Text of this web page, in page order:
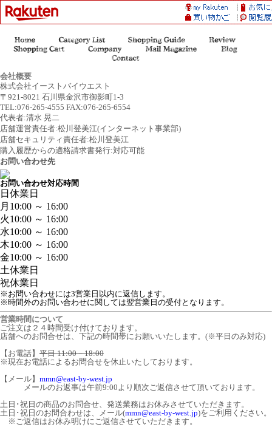
会社概要
株式会社イーストバイウエスト
〒921-8021 石川県金沢市御影町1-3
TEL:076-265-4555 FAX:076-265-6554
代表者:清水 晃二
店舗運営責任者:松川登美江(インターネット事業部)
店舗セキュリティ責任者:松川登美江
購入履歴からの適格請求書発行:対応可能
お問い合わせ先
お問い合わせ対応時間
日 休業日
月 10:00 ～ 16:00
火10:00 ～ 16:00
水10:00 ～ 16:00
木10:00 ～ 16:00
金10:00 ～ 16:00
土休業日
祝休業日
※お問い合わせには3営業日以内に返信します。
※時間外のお問い合わせに関しては翌営業日の受付となります。
営業時間について
ご注文は２４時間受け付けております。
店舗へのお問合せは、下記の時間帯にお願いいたします。(※平日のみ対応)
【お電話】 平日 11:00－18:00
※現在お電話によるお問合せを休止いたしております。
【メール】 mmn@east-by-west.jp
メールのお返事は午前9:00より順次ご返信させて頂いております。
土日･祝日の商品のお問合せ、発送業務はお休みさせていただきます。
土日･祝日のお問合わせは、メール(mmn@east-by-west.jp)をご利用ください。
※ご返信はお休み明けにご返信させていただきます。